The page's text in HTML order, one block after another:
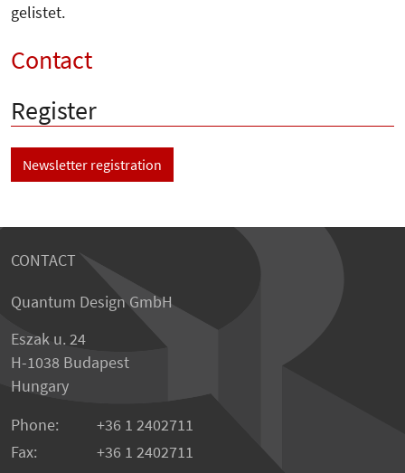
gelistet.
Contact
Register
Newsletter registration
CONTACT
Quantum Design GmbH
Eszak u. 24
H-1038 Budapest
Hungary
Phone:
+36 1 2402711
Fax:
+36 1 2402711